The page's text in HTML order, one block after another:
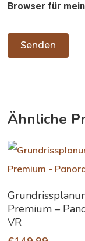
Browser für
Ähnliche
In Den
Premium –
VR